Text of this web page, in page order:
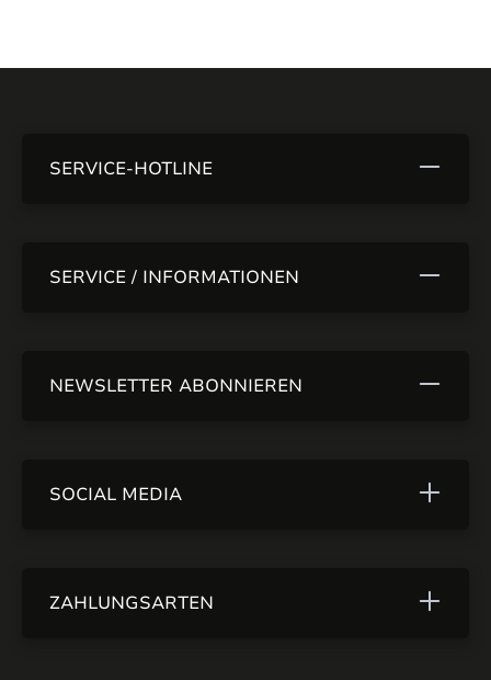
SERVICE-HOTLINE
SERVICE / INFORMATIONEN
NEWSLETTER ABONNIEREN
SOCIAL MEDIA
ZAHLUNGSARTEN